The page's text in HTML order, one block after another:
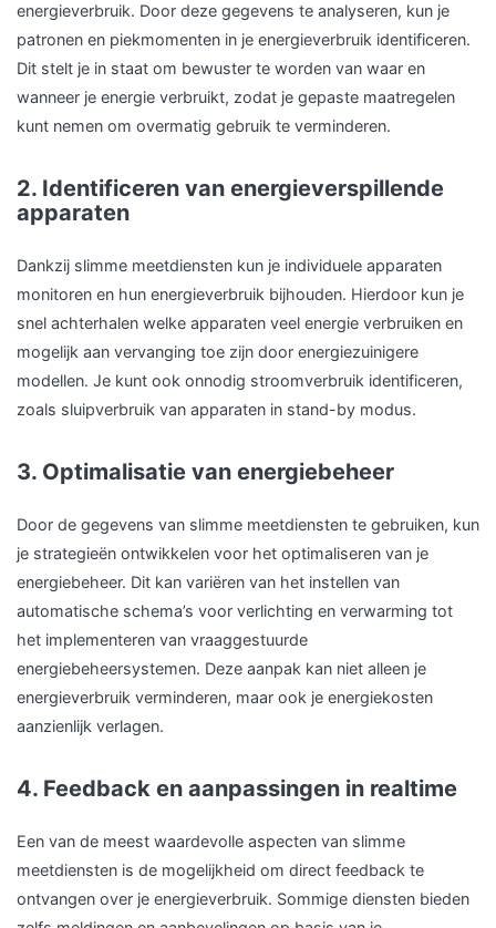
energieverbruik. Door deze gegevens te analyseren, kun je
patronen en piekmomenten in je energieverbruik identificeren.
Dit stelt je in staat om bewuster te worden van waar en
wanneer je energie verbruikt, zodat je gepaste maatregelen
kunt nemen om overmatig gebruik te verminderen.
2. Identificeren van energieverspillende
apparaten
Dankzij slimme meetdiensten kun je individuele apparaten
monitoren en hun energieverbruik bijhouden. Hierdoor kun je
snel achterhalen welke apparaten veel energie verbruiken en
mogelijk aan vervanging toe zijn door energiezuinigere
modellen. Je kunt ook onnodig stroomverbruik identificeren,
zoals sluipverbruik van apparaten in stand-by modus.
3. Optimalisatie van energiebeheer
Door de gegevens van slimme meetdiensten te gebruiken, kun
je strategieën ontwikkelen voor het optimaliseren van je
energiebeheer. Dit kan variëren van het instellen van
automatische schema’s voor verlichting en verwarming tot
het implementeren van vraaggestuurde
energiebeheersystemen. Deze aanpak kan niet alleen je
energieverbruik verminderen, maar ook je energiekosten
aanzienlijk verlagen.
4. Feedback en aanpassingen in realtime
Een van de meest waardevolle aspecten van slimme
meetdiensten is de mogelijkheid om direct feedback te
ontvangen over je energieverbruik. Sommige diensten bieden